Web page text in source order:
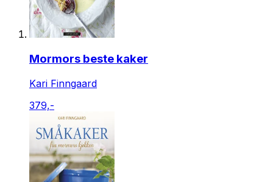
Mormors beste kaker
Kari Finngaard
379,-